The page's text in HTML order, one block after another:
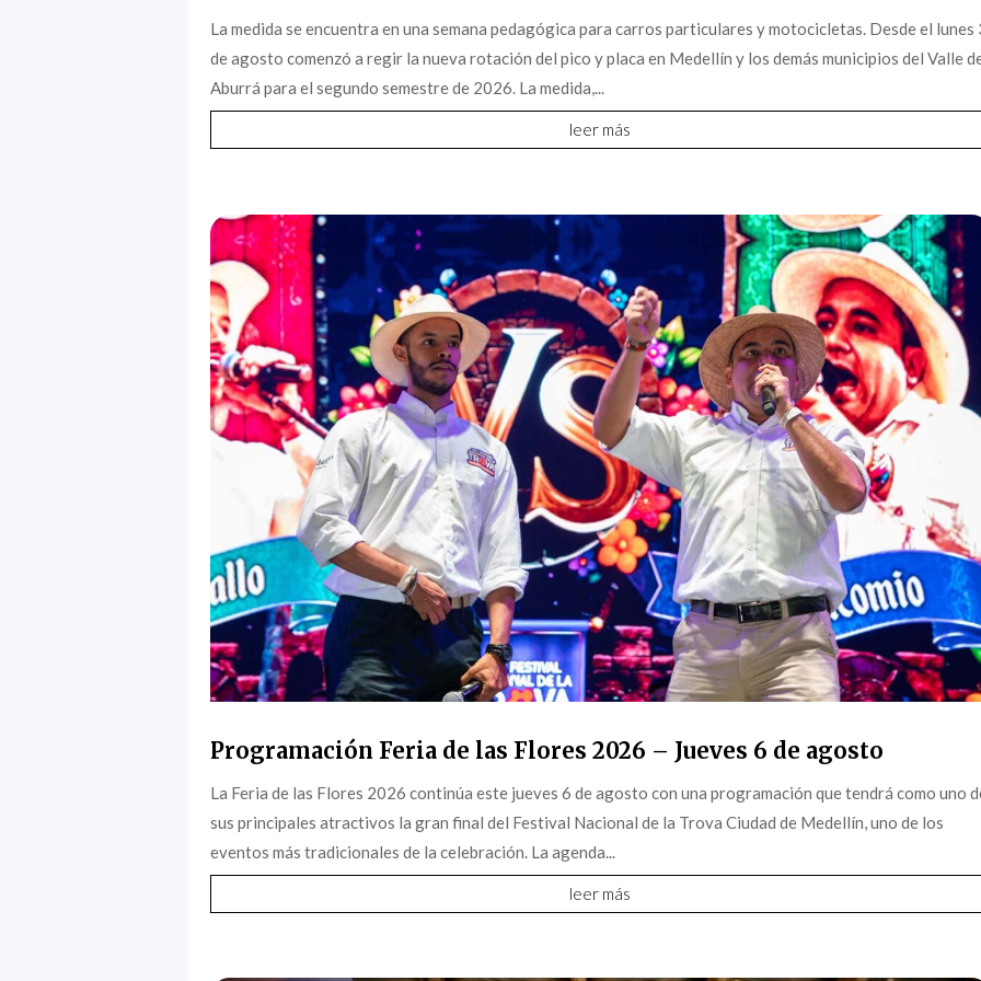
La medida se encuentra en una semana pedagógica para carros particulares y motocicletas. Desde el lunes
de agosto comenzó a regir la nueva rotación del pico y placa en Medellín y los demás municipios del Valle
Aburrá para el segundo semestre de 2026. La medida,...
leer más
Programación Feria de las Flores 2026 – Jueves 6 de agosto
La Feria de las Flores 2026 continúa este jueves 6 de agosto con una programación que tendrá como uno
sus principales atractivos la gran final del Festival Nacional de la Trova Ciudad de Medellín, uno de los
eventos más tradicionales de la celebración. La agenda...
leer más